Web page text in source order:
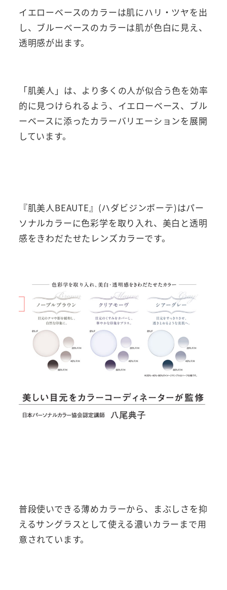
イエローベースのカラーは肌にハリ・ツヤを出
し、ブルーベースのカラーは肌が色白に見え、
透明感が出ます。
「肌美人」は、より多くの人が似合う色を効率
的に見つけられるよう、イエローベース、ブル
ーベースに添ったカラーバリエーションを展開
しています。
『肌美人BEAUTE』(ハダビジンボーテ)はパー
ソナルカラーに色彩学を取り入れ、美白と透明
感をきわだたせたレンズカラーです。
普段使いできる薄めカラーから、まぶしさを抑
えるサングラスとして使える濃いカラーまで用
意されています。